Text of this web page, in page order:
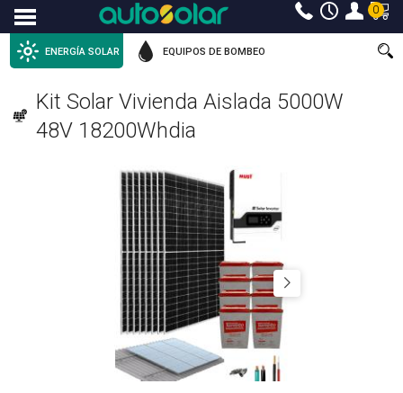
Menu 0
ENERGÍA SOLAR EQUIPOS DE BOMBEO
Kit Solar Vivienda Aislada 5000W
48V 18200Whdia